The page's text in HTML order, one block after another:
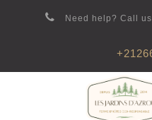
Need help? Call